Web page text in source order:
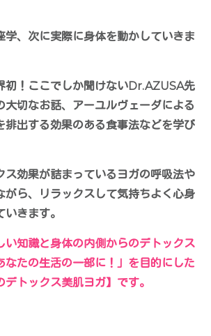
学、次に実際に身体を動かしていきま
初！ここでしか聞けないDr.AZUSA先
切なお話、 アーユルヴェーダによる
排出する効果のある食事法などを学び
ス効果が詰まっているヨガの呼吸法や
ら、
リラックスして気持ちよく心身
きます。
い知識と身体の内側からのデトックス
なたの生活の一部に！」を目的にした
トックス美肌ヨガ】です。